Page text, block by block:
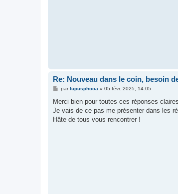
Re: Nouveau dans le coin, besoin
M
s
a
g
parlupusphoca» 05 févr. 2025, 14:05
Merci bien pour toutes ces réponses
Je vais de ce pas me présenter dans les
Hâte de tous vous rencontrer !